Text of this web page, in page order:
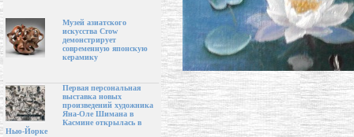
Музей азиатского
искусства Crow
демонстрирует
современную японскую
керамику
Первая персональная
выставка новых
произведений художника
Яна-Оле Шимана в
Касмине открылась в
Нью-Йорке